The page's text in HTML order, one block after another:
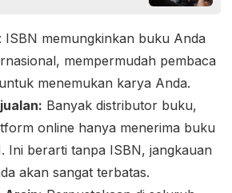
: ISBN memungkinkan buku Anda
mempermudah pembaca
menemukan karya Anda.
Banyak distributor buku,
online hanya menerima buku
Ini berarti tanpa ISBN, jangkauan
akan sangat terbatas.